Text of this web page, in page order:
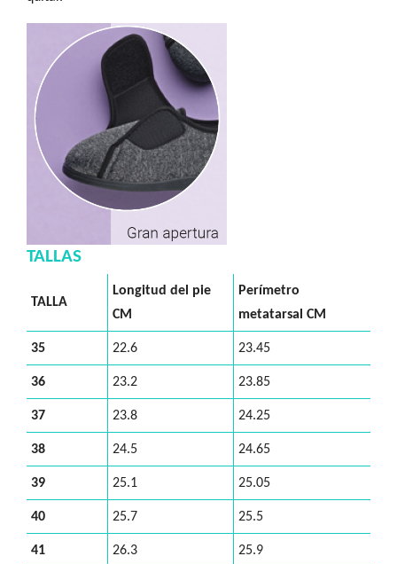
TALLAS
TALLA
Longitud del pie
CM
Perímetro
metatarsal CM
35 22.6 23.45
36 23.2 23.85
37 23.8 24.25
38 24.5 24.65
39 25.1 25.05
40 25.7 25.5
41 26.3 25.9